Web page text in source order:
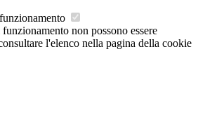
non possono essere
l'elenco nella pagina della cookie